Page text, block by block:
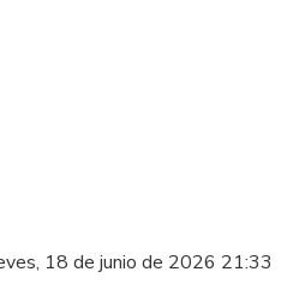
18 de junio de 2026 21:33